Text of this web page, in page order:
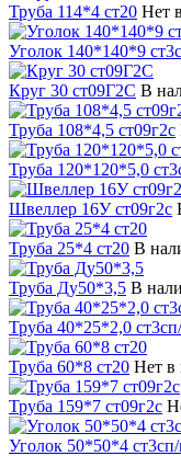
Труба 114*4 ст20 Нет
Уголок 140*140*9
Круг 30 ст09Г2С В
Труба 108*4,5 ст09г2с
Труба 120*120*5,0
Швеллер 16У ст09г2с
Труба 25*4 ст20 В
Труба Ду50*3,5 В
Труба 40*25*2,0
Труба 60*8 ст20 Нет в
Труба 159*7 ст09г2с
Уголок 50*50*4